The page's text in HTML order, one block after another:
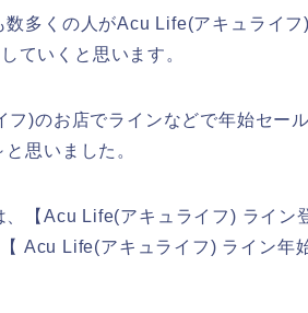
数多くの人がAcu Life(アキュライ
ていくと思います。
)のお店でラインなどで年始セー
思いました。
、【Acu Life(アキュライフ) ライン
Acu Life(アキュライフ) ライン年